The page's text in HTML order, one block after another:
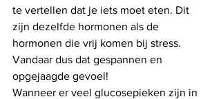
te vertellen dat je iets moet eten. Dit
zijn dezelfde hormonen als de
hormonen die vrij komen bij stress.
Vandaar dus dat gespannen en
opgejaagde gevoel!
Wanneer er veel glucosepieken zijn in